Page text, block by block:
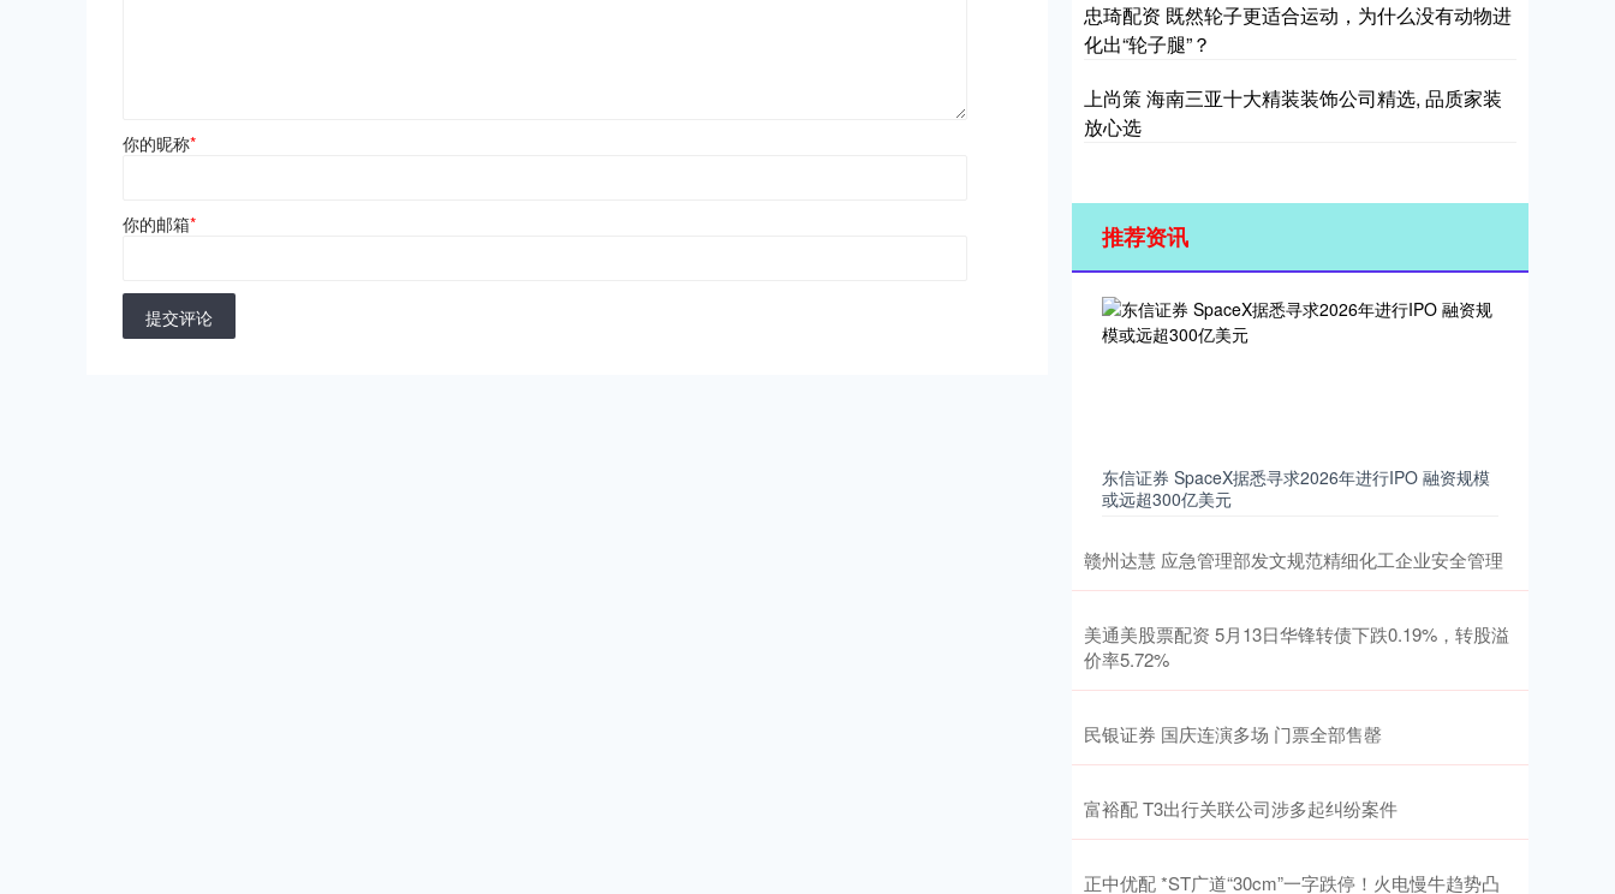
你的昵称*
你的邮箱*
提交评论
忠琦配资 既然轮子更适合运动，为什么没有动物进
化出“轮子腿”？
上尚策 海南三亚十大精装装饰公司精选, 品质家装
放心选
推荐资讯
东信证券 SpaceX据悉寻求2026年进行IPO 融资规模
或远超300亿美元
赣州达慧 应急管理部发文规范精细化工企业安全管理
美通美股票配资 5月13日华锋转债下跌0.19%，转股溢
价率5.72%
民银证券 国庆连演多场 门票全部售罄
富裕配 T3出行关联公司涉多起纠纷案件
正中优配 *ST广道“30cm”一字跌停！火电慢牛趋势凸